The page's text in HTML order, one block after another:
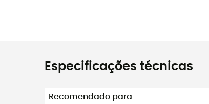
Especificações técnicas
Recomendado para